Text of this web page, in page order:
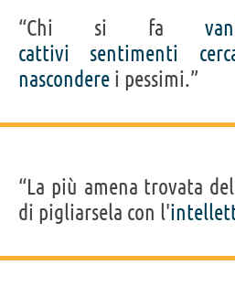
“Chi si fa
cattivi
sentimenti
nascondere i pessimi.”
“La più amena trovata
di pigliarsela con l'